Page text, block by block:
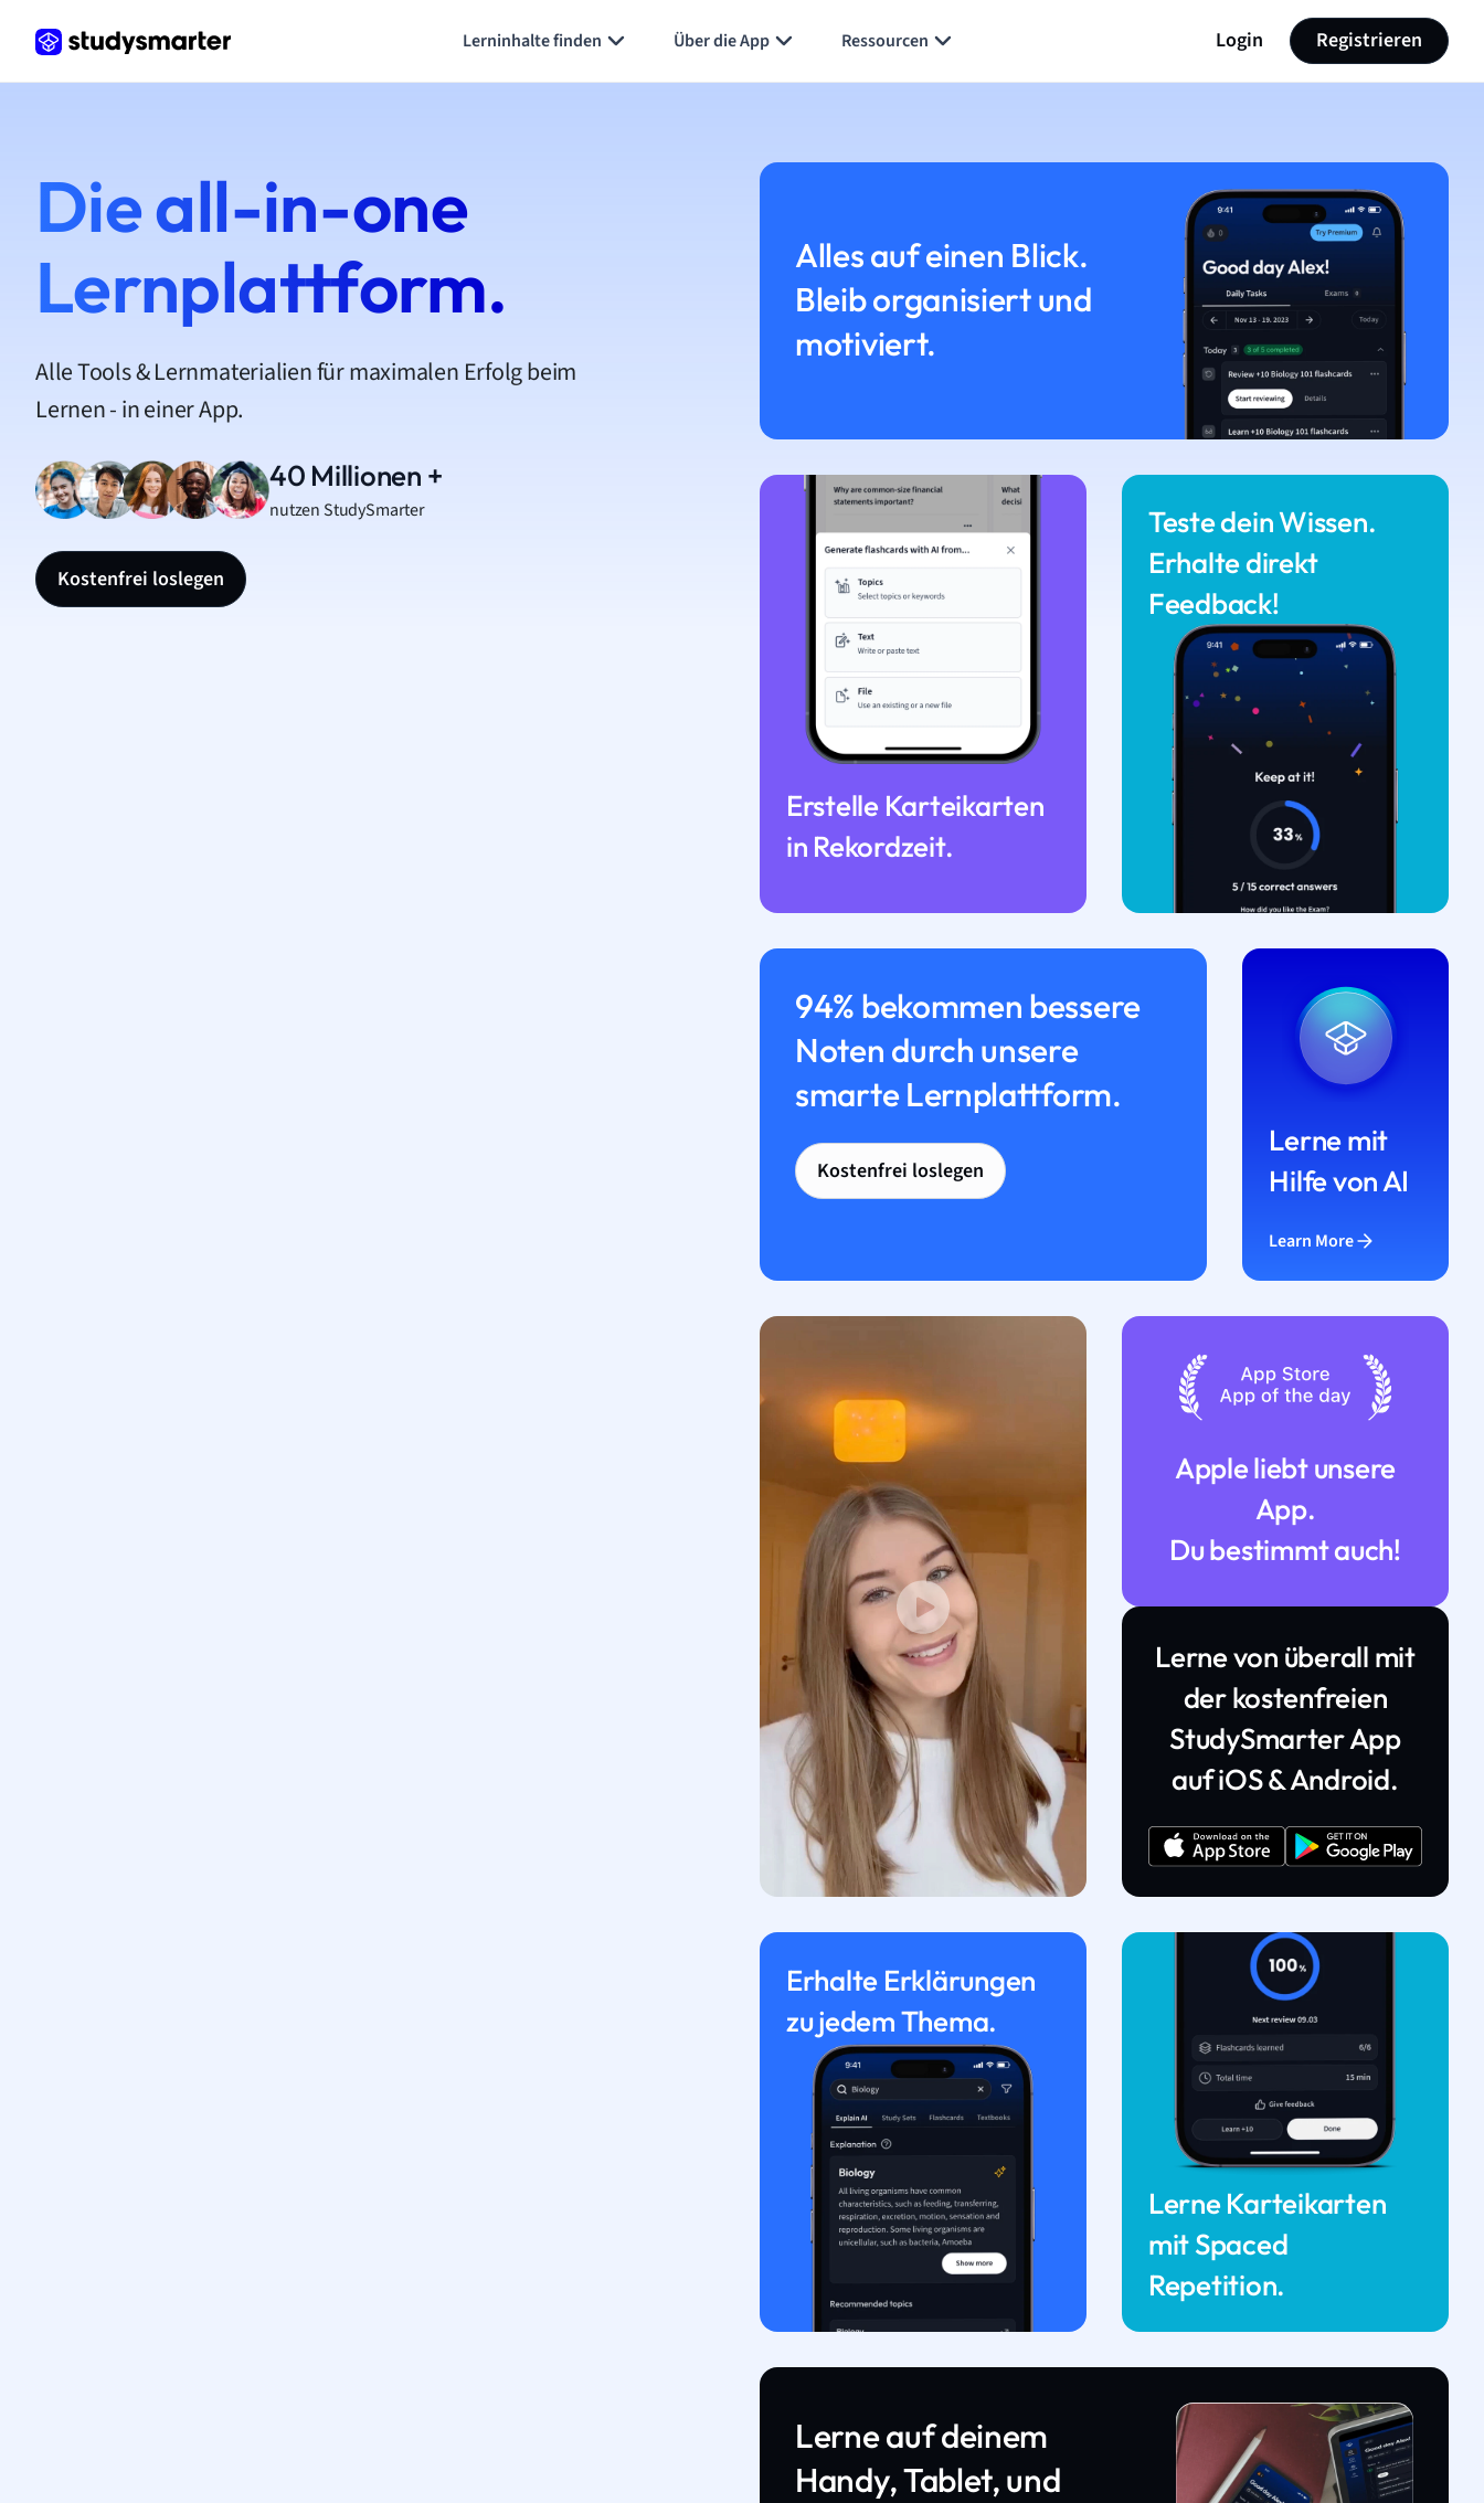
Lerninhalte finden Über die App Ressourcen Login Registrieren
Die all-in-one
Lernplattform.
Alle Tools & Lernmaterialien für maximalen Erfolg beim
Lernen - in einer App.
40 Millionen +
nutzen StudySmarter
Kostenfrei loslegen
Alles auf einen Blick.
Bleib organisiert und
motiviert.
Erstelle Karteikarten
in Rekordzeit.
Teste dein Wissen.
Erhalte direkt
Feedback!
94% bekommen bessere
Noten durch unsere
smarte Lernplattform.
Kostenfrei loslegen
Lerne mit
Hilfe von AI
Learn More
Apple liebt unsere
App.
Du bestimmt auch!
Lerne von überall mit
der kostenfreien
StudySmarter App
auf iOS & Android.
Erhalte Erklärungen
zu jedem Thema.
Lerne Karteikarten
mit Spaced
Repetition.
Lerne auf deinem
Handy, Tablet, und